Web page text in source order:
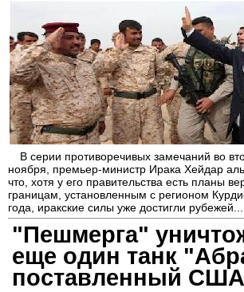
В серии противоречивых замечаний во
ноября, премьер-министр Ирака Хейдар
что, хотя у его правительства есть планы
границам, установленным с регионом
года, иракские силы уже достигли рубежей...
"Пешмерга"
еще один танк
поставленный